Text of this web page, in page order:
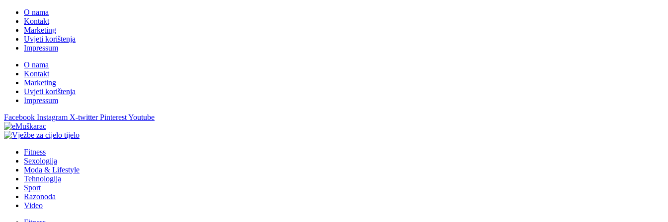
O nama
Kontakt
Marketing
Uvjeti korištenja
Impressum
O nama
Kontakt
Marketing
Uvjeti korištenja
Impressum
Facebook Instagram X-twitter PinterestYoutube
Fitness
Sexologija
Moda & Lifestyle
Tehnologija
Sport
Razonoda
Video